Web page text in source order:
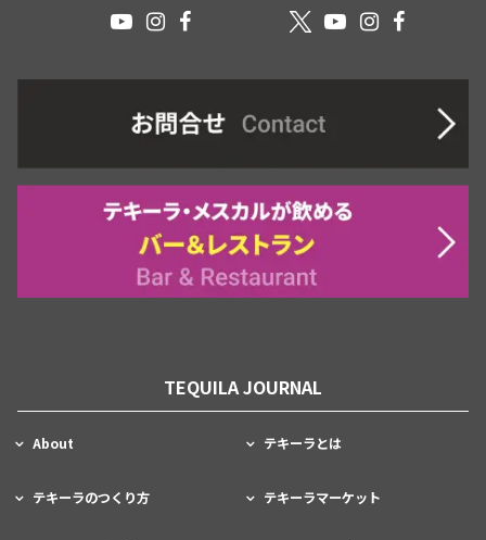
TEQUILA JOURNAL
About テキーラとは
テキーラのつくり方 テキーラマーケット